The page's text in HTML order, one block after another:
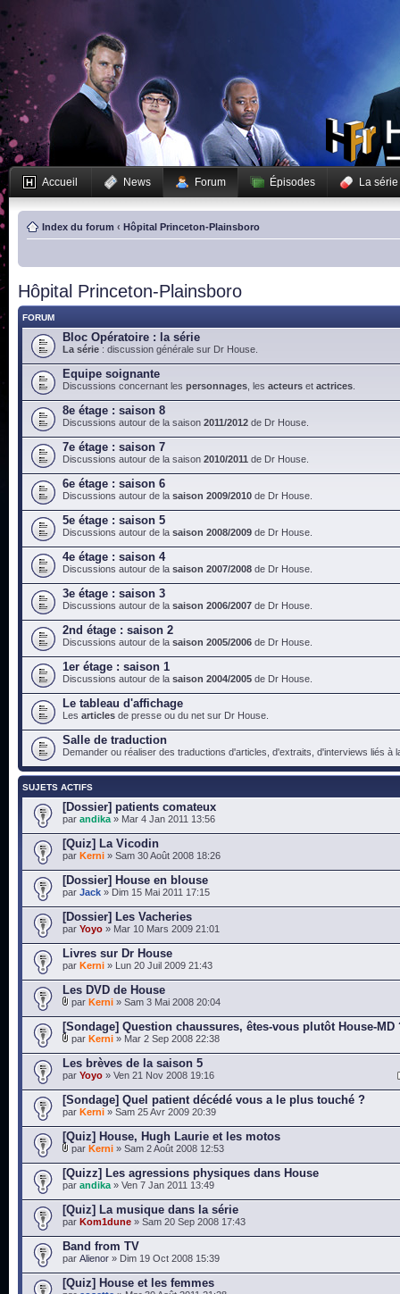
Accueil News Forum Épisodes La série
Index du forum ‹ Hôpital Princeton-Plainsboro
Hôpital Princeton-Plainsboro
FORUM
Bloc Opératoire : la série
La série : discussion générale sur Dr House.
Equipe soignante
Discussions concernant les personnages , les acteurs et actrices
8e étage : saison 8
Discussions autour de la saison 2011/2012 de Dr House.
7e étage : saison 7
Discussions autour de la saison 2010/2011 de Dr House.
6e étage : saison 6
Discussions autour de la saison 2009/2010 de Dr House.
5e étage : saison 5
Discussions autour de la saison 2008/2009 de Dr House.
4e étage : saison 4
Discussions autour de la saison 2007/2008 de Dr House.
3e étage : saison 3
Discussions autour de la saison 2006/2007 de Dr House.
2nd étage : saison 2
Discussions autour de la saison 2005/2006 de Dr House.
1er étage : saison 1
Discussions autour de la saison 2004/2005 de Dr House.
Le tableau d'affichage
Les articles de presse ou du net sur Dr House.
Salle de traduction
Demander ou réaliser des traductions d'articles, d'extraits, d'interviews liés à
SUJETS ACTIFS
[Dossier] patients comateux
par andika » Mar 4 Jan 2011 13:56
[Quiz] La Vicodin
par Kerni » Sam 30 Août 2008 18:26
[Dossier] House en blouse
par Jack » Dim 15 Mai 2011 17:15
[Dossier] Les Vacheries
par Yoyo » Mar 10 Mars 2009 21:01
Livres sur Dr House
par Kerni » Lun 20 Juil 2009 21:43
Les DVD de House
par Kerni » Sam 3 Mai 2008 20:04
[Sondage] Question chaussures, êtes-vous plutôt House-MD
par Kerni » Mar 2 Sep 2008 22:38
Les brèves de la saison 5
par Yoyo » Ven 21 Nov 2008 19:16
[Sondage] Quel patient décédé vous a le plus touché ?
par Kerni » Sam 25 Avr 2009 20:39
[Quiz] House, Hugh Laurie et les motos
par Kerni » Sam 2 Août 2008 12:53
[Quizz] Les agressions physiques dans House
par andika » Ven 7 Jan 2011 13:49
[Quiz] La musique dans la série
par Kom1dune » Sam 20 Sep 2008 17:43
Band from TV
par Alienor » Dim 19 Oct 2008 15:39
[Quiz] House et les femmes